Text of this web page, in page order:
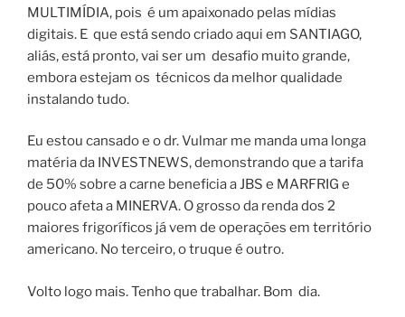
MULTIMÍDIA, pois é um apaixonado pelas mídias
digitais. E que está sendo criado aqui em SANTIAGO,
aliás, está pronto, vai ser um desafio muito grande,
embora estejam os técnicos da melhor qualidade
instalando tudo.
Eu estou cansado e o dr. Vulmar me manda uma longa
matéria da INVESTNEWS, demonstrando que a tarifa
de 50% sobre a carne beneficia a JBS e MARFRIG e
pouco afeta a MINERVA. O grosso da renda dos 2
maiores frigoríficos já vem de operações em território
americano. No terceiro, o truque é outro.
Volto logo mais. Tenho que trabalhar. Bom dia.